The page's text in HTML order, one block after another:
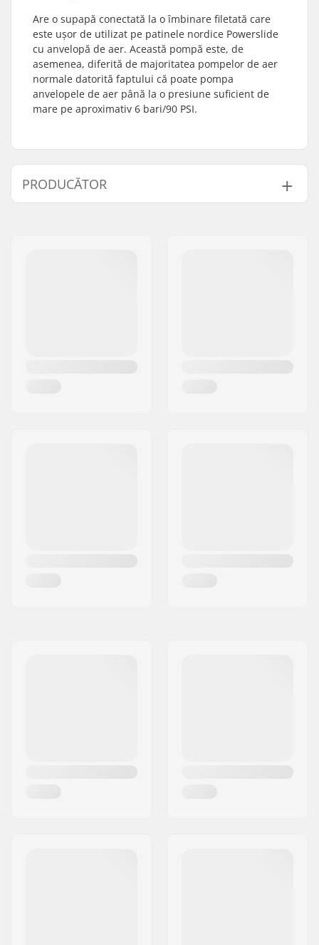
Are o supapă conectată la o îmbinare filetată care
este ușor de utilizat pe patinele nordice Powerslide
cu anvelopă de aer. Această pompă este, de
asemenea, diferită de majoritatea pompelor de aer
normale datorită faptului că poate pompa
anvelopele de aer până la o presiune suficient de
mare pe aproximativ 6 bari/90 PSI.
PRODUCĂTOR